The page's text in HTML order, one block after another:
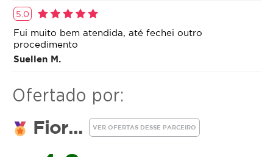
5.0
Fui muito bem atendida, até fechei outro
procedimento
Suellen M.
Ofertado por:
Fior... VER OFERTAS DESSE PARCEIRO